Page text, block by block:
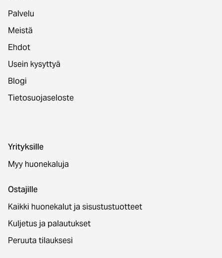
Palvelu
Meistä
Ehdot
Usein kysyttyä
Blogi
Tietosuojaseloste
Yrityksille
Myy huonekaluja
Ostajille
Kaikki huonekalut ja sisustustuotteet
Kuljetus ja palautukset
Peruuta tilauksesi